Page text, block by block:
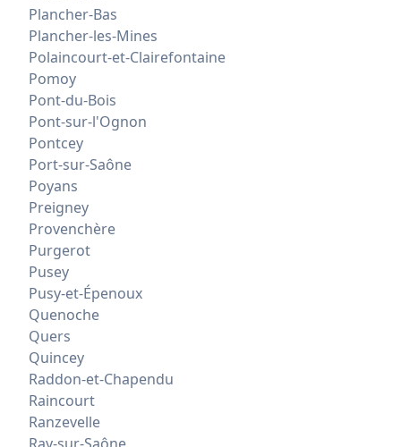
Plancher-Bas
Plancher-les-Mines
Polaincourt-et-Clairefontaine
Pomoy
Pont-du-Bois
Pont-sur-l'Ognon
Pontcey
Port-sur-Saône
Poyans
Preigney
Provenchère
Purgerot
Pusey
Pusy-et-Épenoux
Quenoche
Quers
Quincey
Raddon-et-Chapendu
Raincourt
Ranzevelle